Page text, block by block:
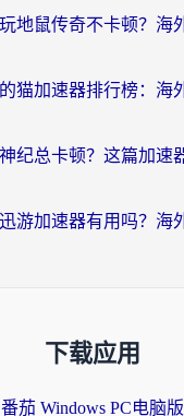
下载应用
番茄 Windows PC电脑版